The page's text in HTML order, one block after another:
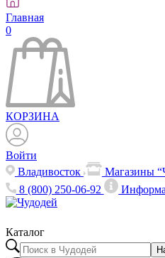
Главная
0
КОРЗИНА
Войти
Владивосток
Магазины
8 (800) 250-06-92
Каталог